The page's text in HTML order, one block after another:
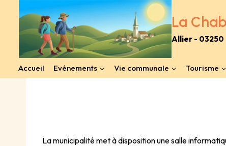
contenu
La
Allier - 03250
Accueil Evénements Vie communale Tourisme
La municipalité met à disposition une salle